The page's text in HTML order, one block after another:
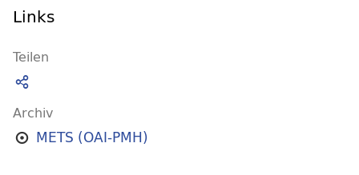
Links
Teilen
Archiv
METS (OAI-PMH)